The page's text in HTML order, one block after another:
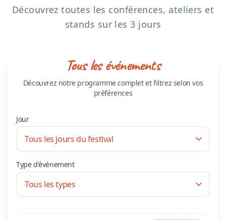
Découvrez toutes les conférences, ateliers et
stands sur les 3 jours
Tous les événements
Découvrez notre programme complet et filtrez selon vos
préférences
Jour
Type d'événement